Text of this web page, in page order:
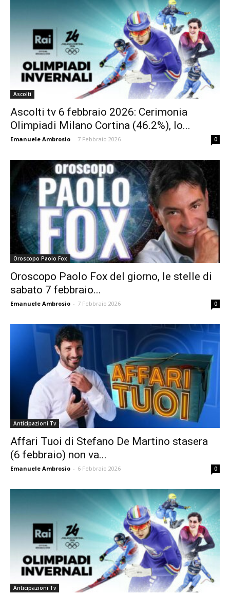
Ascolti
Ascolti tv 6 febbraio 2026: Cerimonia
Olimpiadi Milano Cortina (46.2%), Io...
Emanuele Ambrosio - 7 Febbraio 2026 0
Oroscopo Paolo Fox
Oroscopo Paolo Fox del giorno, le stelle di
sabato 7 febbraio...
Emanuele Ambrosio - 7 Febbraio 2026 0
Anticipazioni Tv
Affari Tuoi di Stefano De Martino stasera
(6 febbraio) non va...
Emanuele Ambrosio - 6 Febbraio 2026 0
Anticipazioni Tv